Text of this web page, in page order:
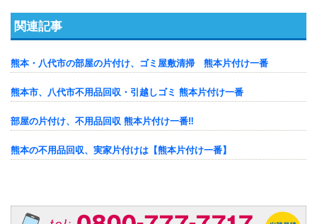
関連記事
熊本・八代市の部屋の片付け、ゴミ屋敷清掃 熊本片付け一番
熊本市、八代市不用品回収・引越しゴミ 熊本片付け一番
部屋の片付け、不用品回収 熊本片付け一番‼️
熊本の不用品回収、実家片付けは【熊本片付け一番】